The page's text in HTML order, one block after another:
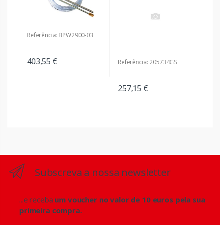
Referência: BPW2900-03
403,55 € Referência: 205734GS
257,15 €
Subscreva a nossa newsletter
...e receba um voucher no valor de 10 euros pela sua
primeira compra.